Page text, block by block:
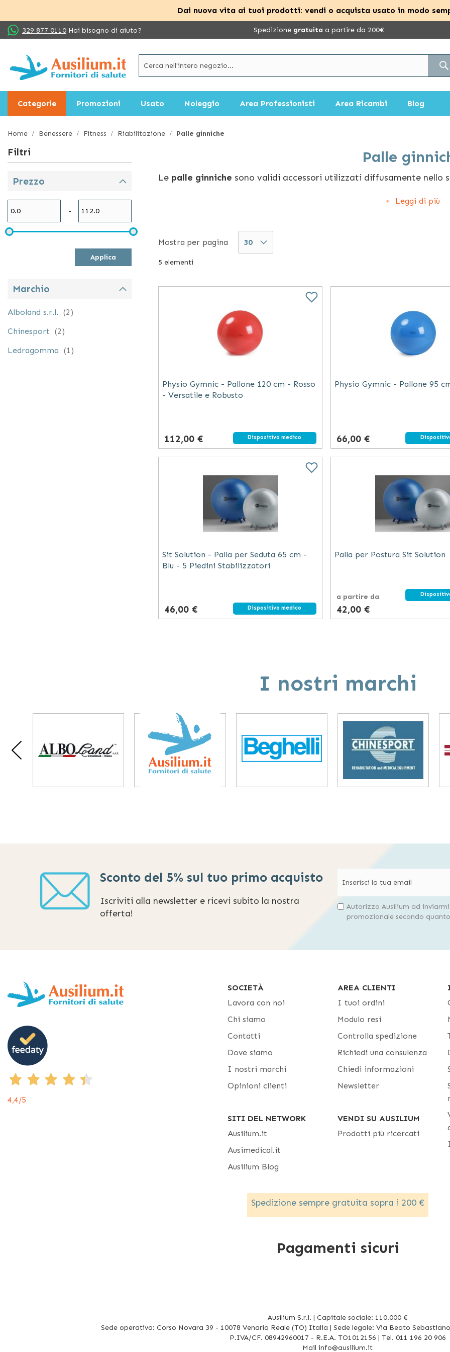
Dai nuova vita ai tuoi prodotti: vendi o acquista usato in modo
Salta
al
329 877 0110 Hai bisogno di aiuto? Spedizione gratuita a partire da 200€
Categorie Promozioni Usato Noleggio Area Professionisti Area Ricambi Blog
Home Benessere Fitness Riabilitazione Palle ginniche
Palle
Le palle ginniche sono validi accessori utilizzati diffusamente nello
tuo nuovo accessorio preferito. Un acquisto sicuro, conveniente
consentirà un duraturo utilizzo di tale ausilio, qualsiasi siano le
Leggi di più
5 elementi
Mostra per pagina
Physio Gymnic - Pallone 120 cm - Rosso
- Versatile e Robusto
112,00 € Dispositivo medico
Physio Gymnic - Pallone 95
66,00 €
Sit Solution - Palla per Seduta 65 cm -
Blu - 5 Piedini Stabilizzatori
46,00 € Dispositivo medico
Palla per Postura Sit Solution
a partire da
42,00 €
Filtri
Prezzo
-
Applica
Marchio
Alboland s.r.l. 2
elementi
Chinesport 2
elementi
Ledragomma 1
elemento
I nostri marchi
Sconto del 5% sul tuo primo acquisto
Iscriviti alla newsletter e ricevi subito la nostra
offerta!
Autorizzo Ausilium ad
promozionale secondo
4,4/5
SOCIETÀ
Lavora con noi
Chi siamo
Contatti
Dove siamo
I nostri marchi
Opinioni clienti
SITI DEL NETWORK
Ausilium.it
Ausimedical.it
Ausilium Blog
AREA CLIENTI
I tuoi ordini
Modulo resi
Controlla spedizione
Richiedi una consulenza
Chiedi informazioni
Newsletter
VENDI SU AUSILIUM
Prodotti più ricercati
Spedizione sempre gratuita sopra i 200 €
Pagamenti sicuri
Ausilium S.r.l. | Capitale sociale: 110.000 €
Sede operativa: Corso Novara 39 - 10078 Venaria Reale (TO) Italia | Sede legale: Via Beato
P.IVA/CF. 08942960017 - R.E.A. TO1012156 | Tel. 011 196 20 906
Mail info@ausilium.it